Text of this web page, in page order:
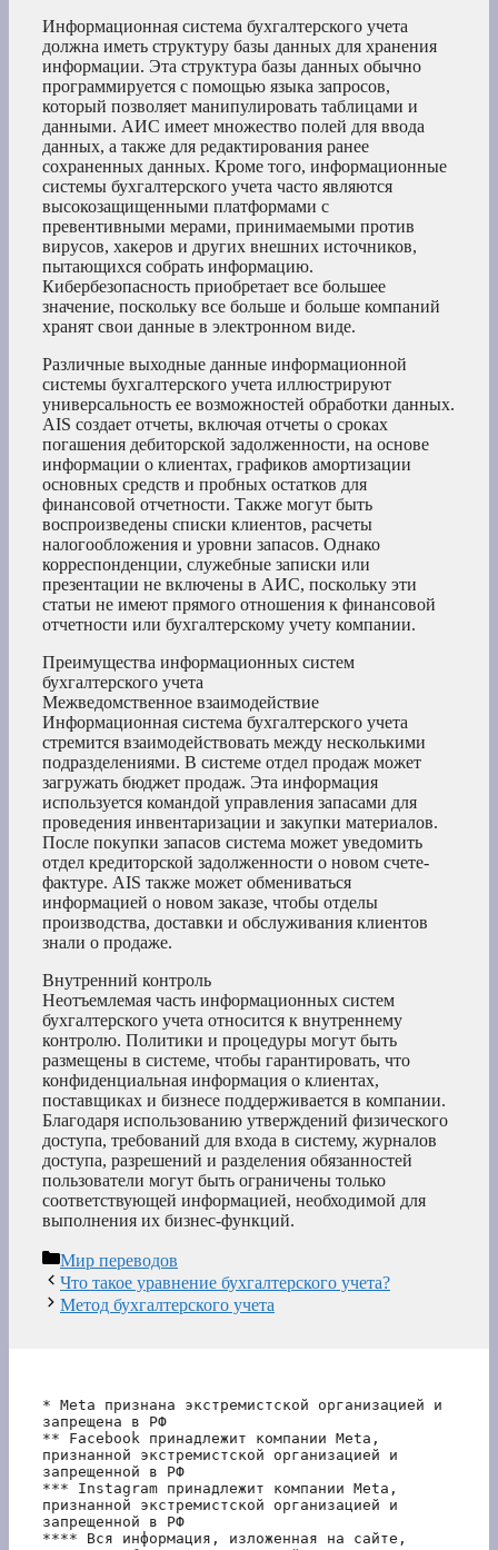
Информационная система бухгалтерского учета
должна иметь структуру базы данных для хранения
информации. Эта структура базы данных обычно
программируется с помощью языка запросов,
который позволяет манипулировать таблицами и
данными. АИС имеет множество полей для ввода
данных, а также для редактирования ранее
сохраненных данных. Кроме того, информационные
системы бухгалтерского учета часто являются
высокозащищенными платформами с
превентивными мерами, принимаемыми против
вирусов, хакеров и других внешних источников,
пытающихся собрать информацию.
Кибербезопасность приобретает все большее
значение, поскольку все больше и больше компаний
хранят свои данные в электронном виде.
Различные выходные данные информационной
системы бухгалтерского учета иллюстрируют
универсальность ее возможностей обработки данных.
AIS создает отчеты, включая отчеты о сроках
погашения дебиторской задолженности, на основе
информации о клиентах, графиков амортизации
основных средств и пробных остатков для
финансовой отчетности. Также могут быть
воспроизведены списки клиентов, расчеты
налогообложения и уровни запасов. Однако
корреспонденции, служебные записки или
презентации не включены в АИС, поскольку эти
статьи не имеют прямого отношения к финансовой
отчетности или бухгалтерскому учету компании.
Преимущества информационных систем
бухгалтерского учета
Межведомственное взаимодействие
Информационная система бухгалтерского учета
стремится взаимодействовать между несколькими
подразделениями. В системе отдел продаж может
загружать бюджет продаж. Эта информация
используется командой управления запасами для
проведения инвентаризации и закупки материалов.
После покупки запасов система может уведомить
отдел кредиторской задолженности о новом счете-
фактуре. AIS также может обмениваться
информацией о новом заказе, чтобы отделы
производства, доставки и обслуживания клиентов
знали о продаже.
Внутренний контроль
Неотъемлемая часть информационных систем
бухгалтерского учета относится к внутреннему
контролю. Политики и процедуры могут быть
размещены в системе, чтобы гарантировать, что
конфиденциальная информация о клиентах,
поставщиках и бизнесе поддерживается в компании.
Благодаря использованию утверждений физического
доступа, требований для входа в систему, журналов
доступа, разрешений и разделения обязанностей
пользователи могут быть ограничены только
соответствующей информацией, необходимой для
выполнения их бизнес-функций.
Рубрики
Мир переводов
Что такое уравнение бухгалтерского учета?
Метод бухгалтерского учета
* Meta признана экстремистской организацией и
запрещена в РФ
** Facebook принадлежит компании Meta,
признанной экстремистской организацией и
запрещенной в РФ
*** Instagram принадлежит компании Meta,
признанной экстремистской организацией и
запрещенной в РФ
**** Вся информация, изложенная на сайте,